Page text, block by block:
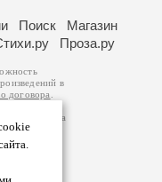
Поиск
Магазин
Проза.ру
в
договора
авторам
возможна
за
на